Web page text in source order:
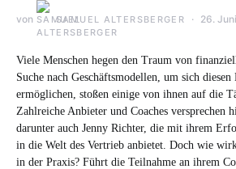
von SAMUEL ALTERSBERGER 26.
Viele Menschen hegen den Traum von
Suche nach Geschäftsmodellen, um sich diesen
ermöglichen, stoßen einige von ihnen auf die
Zahlreiche Anbieter und Coaches versprechen
darunter auch Jenny Richter, die mit ihrem
in die Welt des Vertrieb anbietet. Doch wie
in der Praxis? Führt die Teilnahme an ihrem